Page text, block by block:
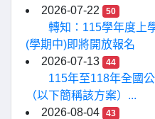
2026-07-22
50
轉知：115學年度上
(學期中)即將開放報名
2026-07-13
44
115年至118年全國
（以下簡稱該方案）...
2026-08-04
43